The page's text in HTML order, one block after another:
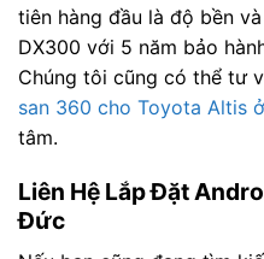
tiên hàng đầu là độ bền
DX300 với 5 năm bảo
Chúng tôi cũng có thể tư
san 360 cho Toyota Altis
tâm.
Liên Hệ Lắp Đặt
Đức